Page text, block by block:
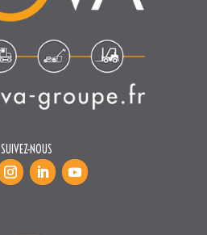
SUIVEZ-NOUS